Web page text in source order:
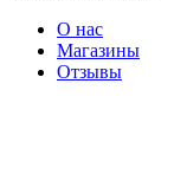
О нас
Магазины
Отзывы